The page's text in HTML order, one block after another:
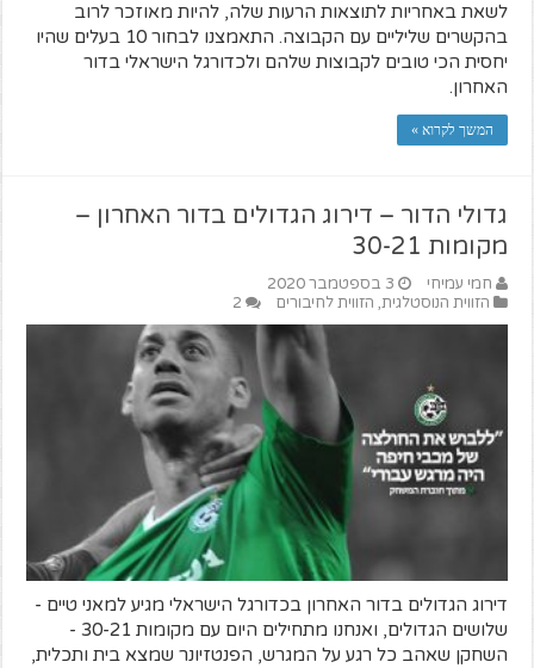
לשאת באחריות לתוצאות הרעות שלה, להיות מאוזכר לרוב
בהקשרים שליליים עם הקבוצה. התאמצנו לבחור 10 בעלים שהיו
יחסית הכי טובים לקבוצות שלהם ולכדורגל הישראלי בדור
האחרון.
המשך לקרוא »
גדולי הדור – דירוג הגדולים בדור האחרון –
מקומות 30-21
חמי עמיחי
3 בספטמבר 2020
הזווית הנוסטלגית, הזווית לחיבורים 2
דירוג הגדולים בדור האחרון בכדורגל הישראלי מגיע למאני טיים -
שלושים הגדולים, ואנחנו מתחילים היום עם מקומות 30-21 -
השחקן שאהב כל רגע על המגרש, הפנטזיונר שמצא בית ותכלית,